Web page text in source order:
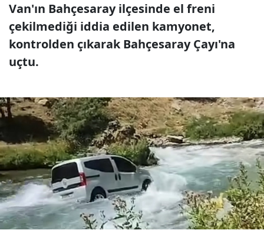
Van'ın Bahçesaray ilçesinde el freni
çekilmediği iddia edilen kamyonet,
kontrolden çıkarak Bahçesaray Çayı'na
uçtu.